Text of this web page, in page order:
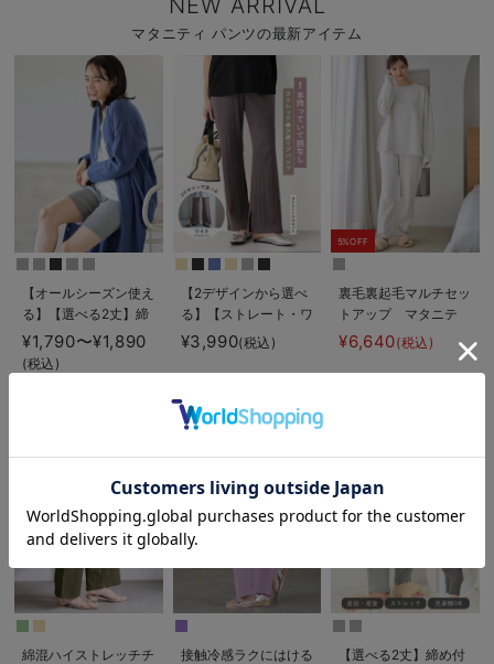
マタニティ パンツの最新アイテム
【オールシーズン使え
る】【選べる2丈】締
め付けない綿混リブス
トレートレギンス【産
後まで長く使える】
¥1,790〜¥1,890
(税込)
【2デザインから選べ
る】【ストレート・ワ
イド】らくちん綿混ス
トレッチリブパンツ
マタニティ・産後【出
産後も長く使える】
¥3,990(税込)
5%OFF
裏毛裏起毛マルチセッ
トアップ マタニテ
ィ・授乳パジャマ・ル
ームウェア・授乳服
【出産後も長く使え
¥6,640(税込)
綿混ハイストレッチチ
接触冷感ラクにはける
【選べる2丈】締め付
お気に入り商品を確認する